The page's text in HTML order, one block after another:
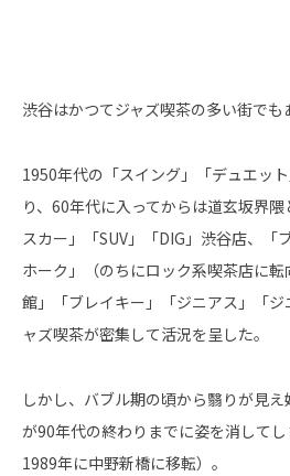
渋谷はかつてジャズ喫茶の多い街でも
1950年代の「スイング」「デュエッ
り、60年代に入ってからは道玄坂界
スカー」「SUV」「DIG」渋谷店、「
ホーク」（のちにロック系喫茶店に
館」「ブレイキー」「ジニアス」「
ャズ喫茶が密集して活況を呈した。
しかし、バブル期の頃から翳りが見
が90年代の終わりまでに姿を消して
1989年に中野新橋に移転）。